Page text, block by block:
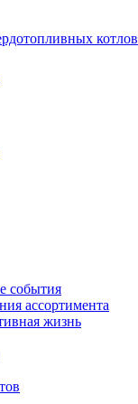
котлов
события
ассортимента
жизнь